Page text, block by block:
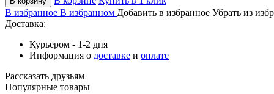
В избранное В избранном Добавить в избранное Убрать из
Доставка:
Курьером - 1-2 дня
Информация о доставке и оплате
Рассказать друзьям
Популярные товары